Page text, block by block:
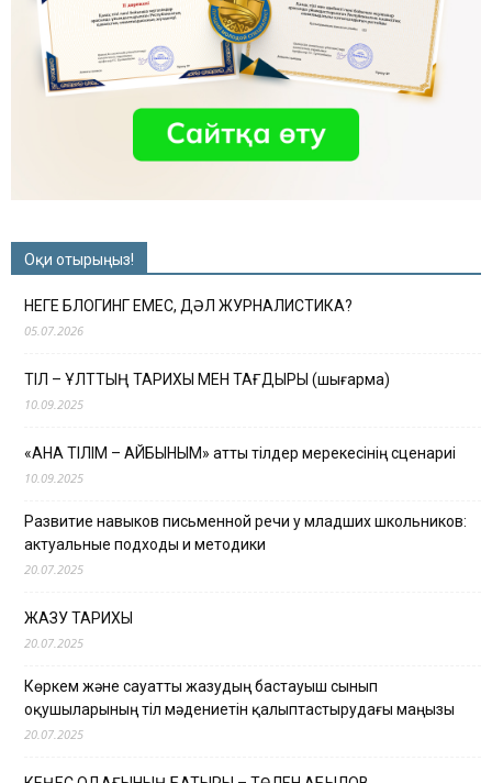
Оқи отырыңыз!
НЕГЕ БЛОГИНГ ЕМЕС, ДӘЛ ЖУРНАЛИСТИКА?
05.07.2026
ТІЛ – ҰЛТТЫҢ ТАРИХЫ МЕН ТАҒДЫРЫ (шығарма)
10.09.2025
«АНА ТІЛІМ – АЙБЫНЫМ» атты тілдер мерекесінің сценариі
10.09.2025
Развитие навыков письменной речи у младших школьников:
актуальные подходы и методики
20.07.2025
ЖАЗУ ТАРИХЫ
20.07.2025
Көркем және сауатты жазудың бастауыш сынып
оқушыларының тіл мәдениетін қалыптастырудағы маңызы
20.07.2025